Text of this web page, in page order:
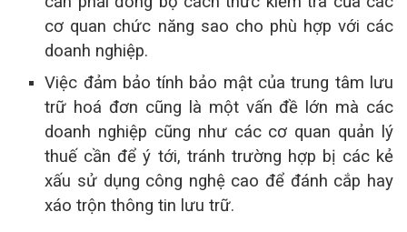
cơ quan chức năng sao cho phù hợp với các
doanh nghiệp.
Việc đảm bảo tính bảo mật của trung tâm lưu
trữ hoá đơn cũng là một vấn đề lớn mà các
doanh nghiệp cũng như các cơ quan quản lý
thuế cần để ý tới, tránh trường hợp bị các kẻ
xấu sử dụng công nghệ cao để đánh cắp hay
xáo trộn thông tin lưu trữ.